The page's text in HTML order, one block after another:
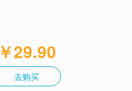
￥29.90
去购买